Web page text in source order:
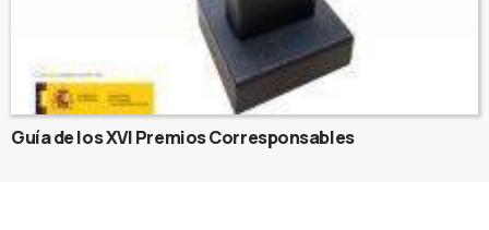
Guía de los XVI Premios Corresponsables